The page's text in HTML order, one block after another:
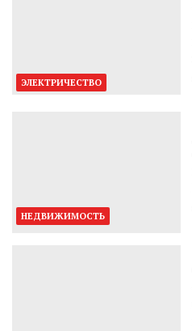
ЭЛЕКТРИЧЕСТВО
НЕДВИЖИМОСТЬ